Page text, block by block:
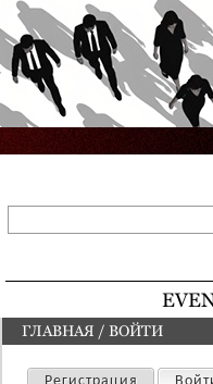
ВЫ ЗДЕСЬ
ГЛАВНАЯ / ВОЙТИ